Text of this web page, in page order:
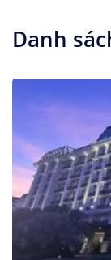
Danh